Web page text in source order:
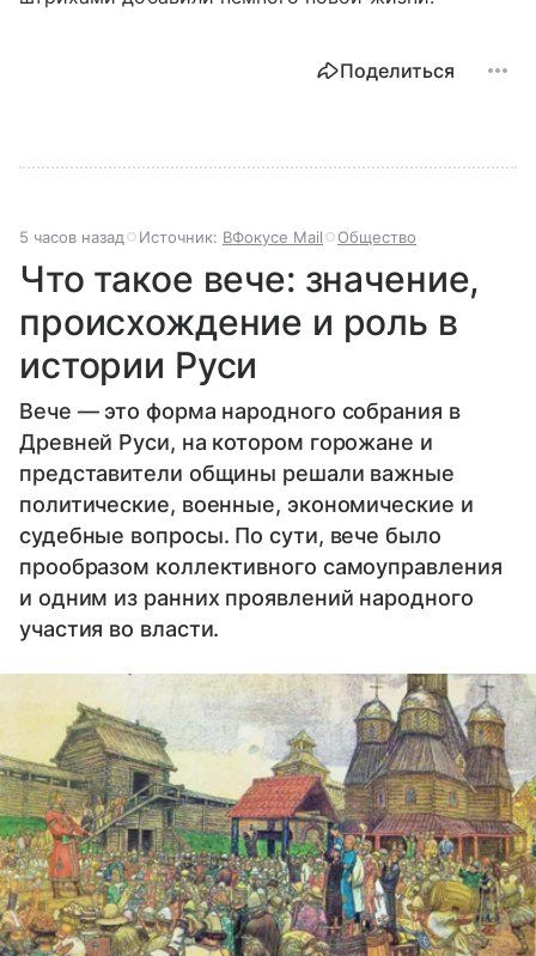
Поделиться
5 часов назад Источник: ВФокусе Mail Общество
Что такое вече: значение,
происхождение и роль в
истории Руси
Вече — это форма народного собрания в
Древней Руси, на котором горожане и
представители общины решали важные
политические, военные, экономические и
судебные вопросы. По сути, вече было
прообразом коллективного самоуправления
и одним из ранних проявлений народного
участия во власти.